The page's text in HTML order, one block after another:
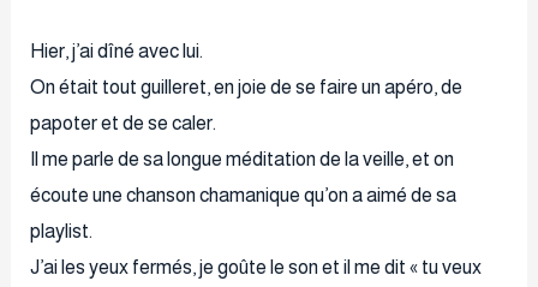
Hier, j’ai dîné avec lui.
On était tout guilleret, en joie de se faire un apéro, de
papoter et de se caler.
Il me parle de sa longue méditation de la veille, et on
écoute une chanson chamanique qu’on a aimé de sa
playlist.
J’ai les yeux fermés, je goûte le son et il me dit « tu veux